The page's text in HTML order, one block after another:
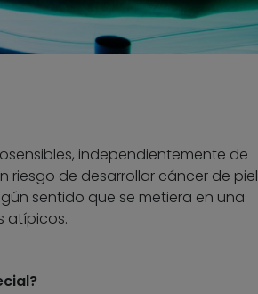
independientemente de
riesgo de desarrollar cáncer de piel
sentido que se metiera en una
atípicos.